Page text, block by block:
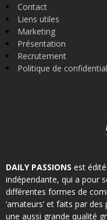
Contact
Liens utiles
Marketing
Présentation
Recrutement
Politique de
DAILY PASSIONS est
indépendante, qui a pour
différentes formes de
‘amateurs’ et faits par
une aussi grande qualité